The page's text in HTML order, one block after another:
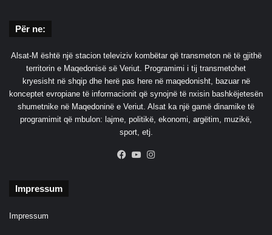
Për ne:
Alsat-M është një stacion televiziv kombëtar që transmeton në të gjithë
territorin e Maqedonisë së Veriut. Programimi i tij transmetohet
kryesisht në shqip dhe herë pas here në maqedonisht, bazuar në
konceptet evropiane të informacionit që synojnë të nxisin bashkëjetesën
shumetnike në Maqedoninë e Veriut. Alsat ka një gamë dinamike të
programimit që mbulon: lajme, politikë, ekonomi, argëtim, muzikë,
sport, etj.
Facebook
YouTube
Impressum
Impressum